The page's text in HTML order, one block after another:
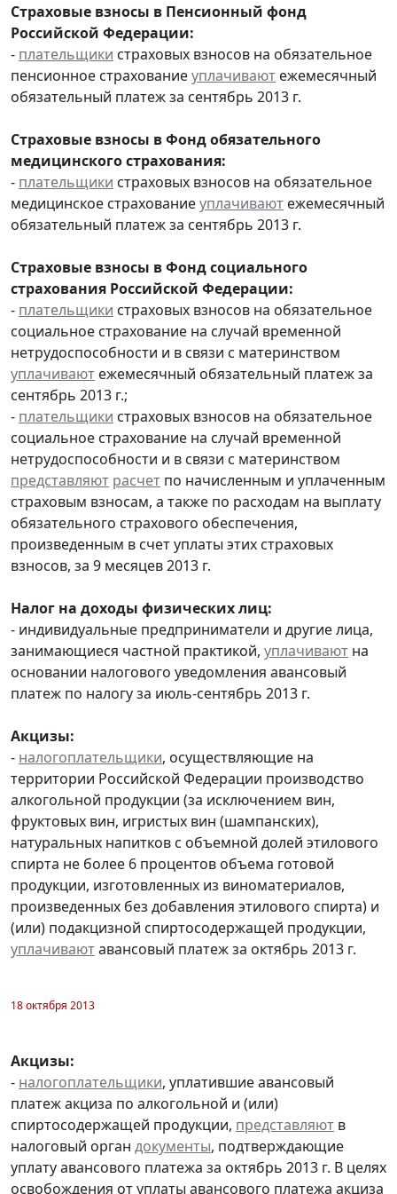
Страховые взносы в Пенсионный фонд
Российской Федерации:
- плательщики страховых взносов на обязательное
пенсионное страхованиеуплачивают ежемесячный
обязательный платеж за сентябрь 2013 г.
Страховые взносы в Фонд обязательного
медицинского страхования:
- плательщики страховых взносов на обязательное
медицинское страхованиеуплачивают ежемесячный
обязательный платеж за сентябрь 2013 г.
Страховые взносы в Фонд социального
страхования Российской Федерации:
- плательщики страховых взносов на обязательное
социальное страхование на случай временной
нетрудоспособности и в связи с материнством
уплачивают ежемесячный обязательный платеж за
сентябрь 2013 г.;
- плательщики страховых взносов на обязательное
социальное страхование на случай временной
нетрудоспособности и в связи с материнством
представляют расчет по начисленным и уплаченным
страховым взносам, а также по расходам на выплату
обязательного страхового обеспечения,
произведенным в счет уплаты этих страховых
взносов, за 9 месяцев 2013 г.
Налог на доходы физических лиц:
- индивидуальные предприниматели и другие лица,
занимающиеся частной практикой, уплачивают на
основании налогового уведомления авансовый
платеж по налогу за июль-сентябрь 2013 г.
Акцизы:
- налогоплательщики, осуществляющие на
территории Российской Федерации производство
алкогольной продукции (за исключением вин,
фруктовых вин, игристых вин (шампанских),
натуральных напитков с объемной долей этилового
спирта не более 6 процентов объема готовой
продукции, изготовленных из виноматериалов,
произведенных без добавления этилового спирта) и
(или) подакцизной спиртосодержащей продукции,
уплачиваютавансовый платеж за октябрь 2013 г.
18 октября 2013
Акцизы:
- налогоплательщики, уплатившие авансовый
платеж акциза по алкогольной и (или)
спиртосодержащей продукции, представляют в
налоговый орган документы, подтверждающие
уплату авансового платежа за октябрь 2013 г. В целях
освобождения от уплаты авансового платежа акциза